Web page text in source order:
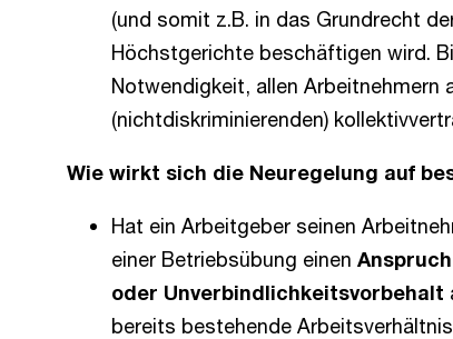
(und somit z.B. in das Grundrecht
Höchstgerichte beschäftigen wird.
Notwendigkeit, allen Arbeitnehmern
(nichtdiskriminierenden)
Wie wirkt sich die Neuregelung auf
Hat ein Arbeitgeber seinen
einer Betriebsübung einen Anspruch
oder Unverbindlichkeitsvorbehalt
bereits bestehende